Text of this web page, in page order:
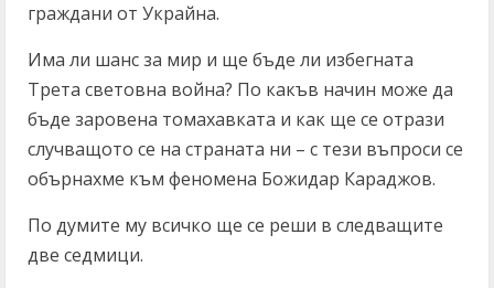
граждани от Украйна.
Има ли шанс за мир и ще бъде ли избегната
Трета световна война? По какъв начин може да
бъде заровена томахавката и как ще се отрази
случващото се на страната ни – с тези въпроси се
обърнахме към феномена Божидар Караджов.
По думите му всичко ще се реши в следващите
две седмици.